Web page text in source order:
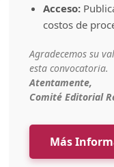
Acceso:
costos de
Agradecemos su
esta convocatoria.
Atentamente,
Comité Editorial
Más